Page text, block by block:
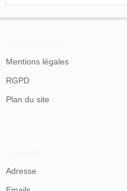
Mentions légales
RGPD
Plan du site
Adresse